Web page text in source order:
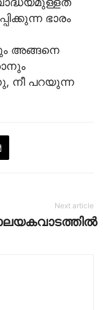
ഭാരം
അങ്ങനെ
നീ പറയുന്ന
Next article